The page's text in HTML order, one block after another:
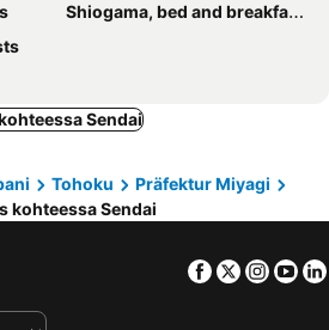
Shiogama, bed and breakfasts
Sendai
Tohoku
Präfektur Miyagi
kohteessa Sendai
Facebook
Twitter